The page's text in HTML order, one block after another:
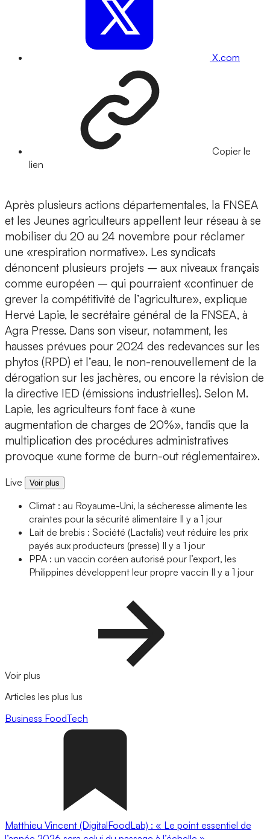
X.com
Copier le
lien
Après plusieurs actions départementales, la FNSEA
et les Jeunes agriculteurs appellent leur réseau à se
mobiliser du 20 au 24 novembre pour réclamer
une «respiration normative». Les syndicats
dénoncent plusieurs projets – aux niveaux français
comme européen – qui pourraient «continuer de
grever la compétitivité de l’agriculture», explique
Hervé Lapie, le secrétaire général de la FNSEA, à
Agra Presse. Dans son viseur, notamment, les
hausses prévues pour 2024 des redevances sur les
phytos (RPD) et l’eau, le non-renouvellement de la
dérogation sur les jachères, ou encore la révision de
la directive IED (émissions industrielles). Selon M.
Lapie, les agriculteurs font face à «une
augmentation de charges de 20%», tandis que la
multiplication des procédures administratives
provoque «une forme de burn-out réglementaire».
Live Voir plus
Climat : au Royaume-Uni, la sécheresse alimente les
craintes pour la sécurité alimentaire Il y a 1 jour
Lait de brebis : Société (Lactalis) veut réduire les prix
payés aux producteurs (presse) Il y a 1 jour
PPA : un vaccin coréen autorisé pour l’export, les
Philippines développent leur propre vaccin Il y a 1 jour
Voir plus
Articles les plus lus
Business FoodTech
Matthieu Vincent (DigitalFoodLab) : « Le point essentiel de